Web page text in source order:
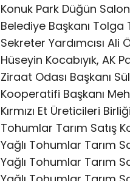
Konuk Park Düğün
Belediye Başkanı
Sekreter Yardımcısı
Hüseyin Kocabıyık, AK
Ziraat Odası Başkanı
Kooperatifi Başkanı
Kırmızı Et Üreticileri
Tohumlar Tarım Satış
Yağlı Tohumlar Tarım
Yağlı Tohumlar Tarım